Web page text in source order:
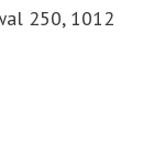
250, 1012